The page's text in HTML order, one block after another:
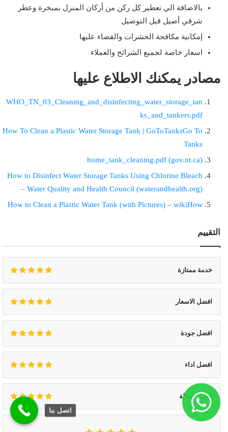
بالاضافة الي تعطير كل ركن من أركان المنزل بمبخرة وعطر
شرقي أصيل قبل التوصيل
إمكانية مكافحة الحشرات والقضاء عليها
اسعار خاصة لجميع الشرائح والعملاء
مصادر يمكنك الاطلاع عليها
WHO_TN_03_Cleaning_and_disinfecting_water_storage_tan
ks_and_tankers.pdf
How To Clean a Plastic Water Storage Tank | GoToTanksGo To
Tanks
home_tank_cleaning.pdf (gov.nt.ca)
How to Disinfect Water Storage Tanks Using Chlorine Bleach
– Water Quality and Health Council (waterandhealth.org)
How to Clean a Plastic Water Tank (with Pictures) – wikiHow
التقييم
خدمة ممتازة
افضل الاسعار
افضل جودة
افضل اداء
افضل عمالة
اتصل بنا